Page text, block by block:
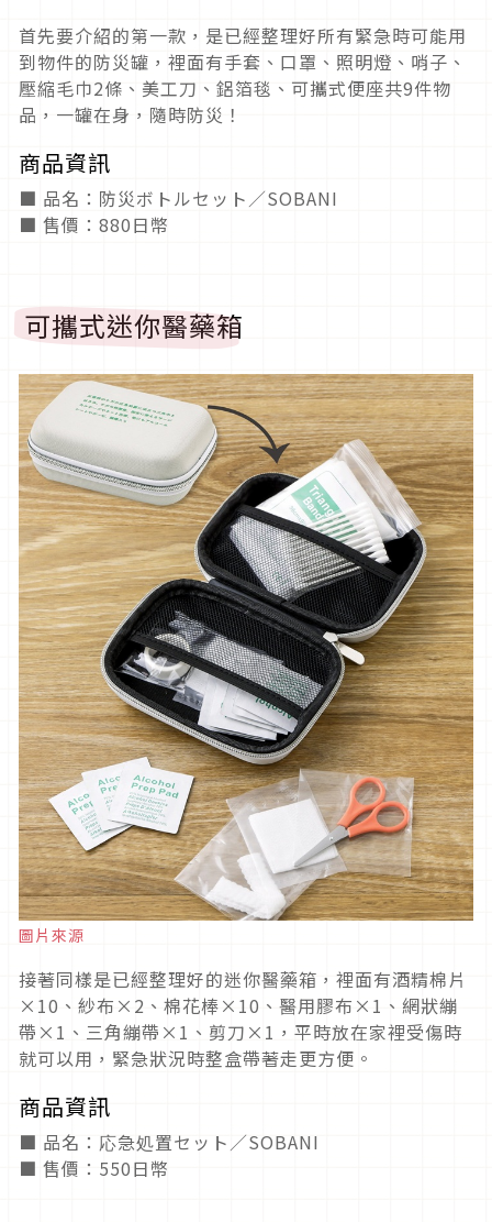
首先要介紹的第一款，是已經整理好所有緊急時可能用
到物件的防災罐，裡面有手套、口罩、照明燈、哨子、
壓縮毛巾2條、美工刀、鋁箔毯、可攜式便座共9件物
品，一罐在身，隨時防災！
商品資訊
■ 品名：防災ボトルセット／SOBANI
■ 售價：880日幣
可攜式迷你醫藥箱
圖片來源
接著同樣是已經整理好的迷你醫藥箱，裡面有酒精棉片
×10、紗布×2、棉花棒×10、醫用膠布×1、網狀繃
帶×1、三角繃帶×1、剪刀×1，平時放在家裡受傷時
就可以用，緊急狀況時整盒帶著走更方便。
商品資訊
■ 品名：応急処置セット／SOBANI
■ 售價：550日幣